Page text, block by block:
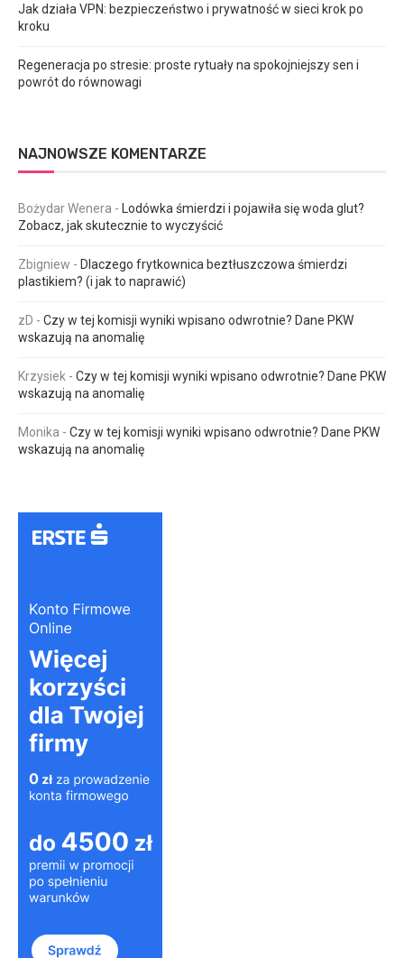
Jak działa VPN: bezpieczeństwo i prywatność w sieci krok po
kroku
Regeneracja po stresie: proste rytuały na spokojniejszy sen i
powrót do równowagi
NAJNOWSZE KOMENTARZE
Bożydar Wenera -
Lodówka śmierdzi i pojawiła się woda glut?
Zobacz, jak skutecznie to wyczyścić
Zbigniew - Dlaczego frytkownica beztłuszczowa śmierdzi
plastikiem? (i jak to naprawić)
zD - Czy w tej komisji wyniki wpisano odwrotnie? Dane PKW
wskazują na anomalię
Krzysiek - Czy w tej komisji wyniki wpisano odwrotnie? Dane PKW
wskazują na anomalię
Monika - Czy w tej komisji wyniki wpisano odwrotnie? Dane PKW
wskazują na anomalię